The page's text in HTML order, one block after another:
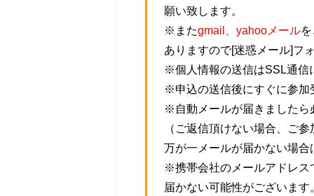
願い致します。
※またgmail、yahooメール
ありますので[迷惑メール]フ
※個人情報の送信はSSL通信
※申込の送信後にすぐに参加
※自動メールが届きましたら
（ご返信頂けない場合、ご
万が一メールが届かない場
※携帯会社のメールアドレス
届かない可能性がございます